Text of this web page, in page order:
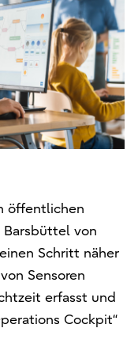
öffentlichen
von
Schritt näher
Sensoren
erfasst und
Cockpit“